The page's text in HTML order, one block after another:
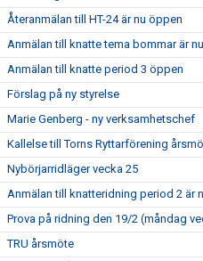
Återanmälan till HT-24 är nu öppen
Anmälan till knatte tema bommar är
Anmälan till knatte period 3 öppen
Förslag på ny styrelse
Marie Genberg - ny verksamhetschef
Kallelse till Torns Ryttarförening
Nybörjarridläger vecka 25
Anmälan till knatteridning period 2 är
Prova på ridning den 19/2 (måndag
TRU årsmöte